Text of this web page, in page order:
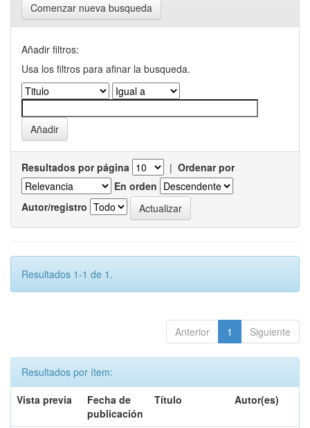
Comenzar nueva busqueda
Añadir filtros:
Usa los filtros para afinar la busqueda.
Resultados por página | Ordenar por
En orden
Autor/registro
Resultados 1-1 de 1.
Anterior 1 Siguiente
Resultados por ítem:
Vista previa
Fecha de
publicación
Título Autor(es)